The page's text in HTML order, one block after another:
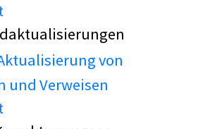
von
und Verweisen